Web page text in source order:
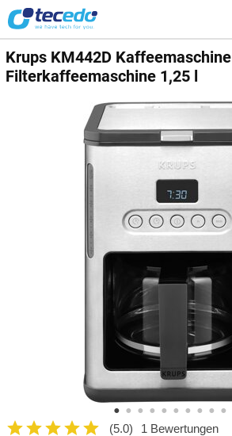
Krups KM442D Kaffeemaschine
Filterkaffeemaschine 1,25 l
(5.0) 1 Bewertungen